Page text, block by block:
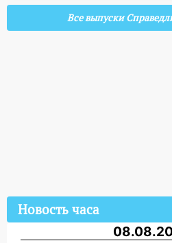
Все выпуски
Новость часа